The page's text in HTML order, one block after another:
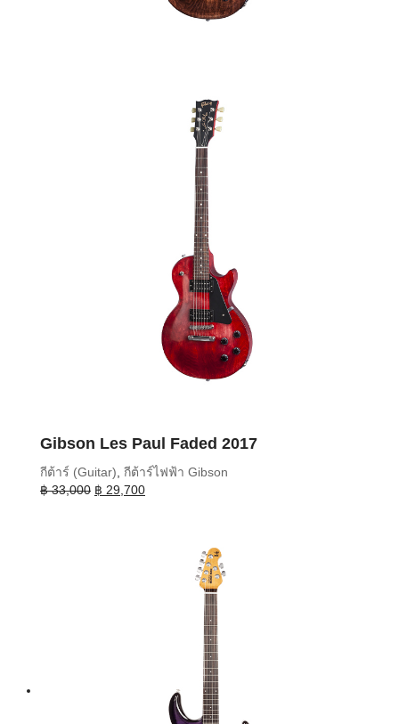
Gibson Les Paul Faded 2017
กีต้าร์ (Guitar) กีต้าร์ไฟฟ้า Gibson
฿33,000 Original
฿ 29,700Current